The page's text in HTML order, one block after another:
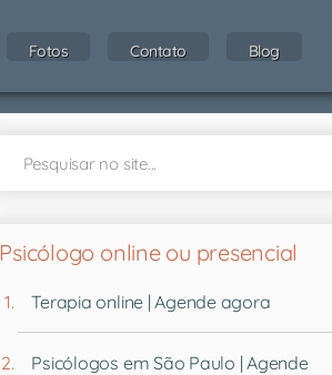
Fotos Contato Blog
Psicólogo online ou presencial
Terapia online | Agende agora
Psicólogos em São Paulo | Agende